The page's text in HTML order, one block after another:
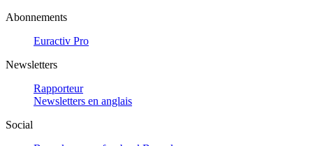
Abonnements
Euractiv Pro
Newsletters
Rapporteur
Newsletters en anglais
Social